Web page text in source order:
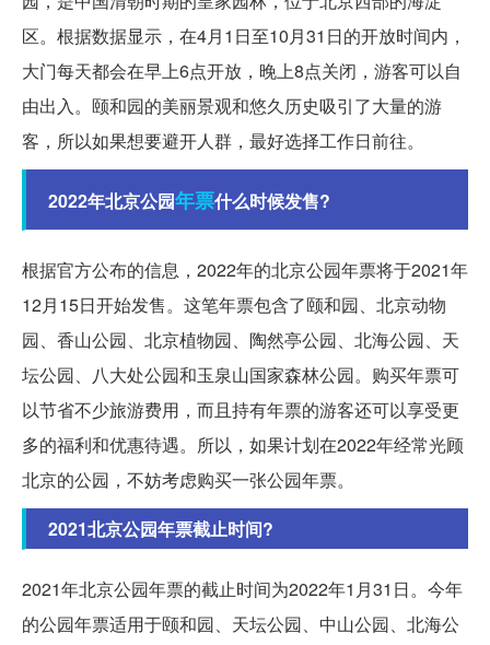
区。根据数据显示，在4月1日至10月31日的开放时间内，
大门每天都会在早上6点开放，晚上8点关闭，游客可以自
由出入。颐和园的美丽景观和悠久历史吸引了大量的游
客，所以如果想要避开人群，最好选择工作日前往。
2022年北京公园年票什么时候发售?
根据官方公布的信息，2022年的北京公园年票将于2021年
12月15日开始发售。这笔年票包含了颐和园、北京动物
园、香山公园、北京植物园、陶然亭公园、北海公园、天
坛公园、八大处公园和玉泉山国家森林公园。购买年票可
以节省不少旅游费用，而且持有年票的游客还可以享受更
多的福利和优惠待遇。所以，如果计划在2022年经常光顾
北京的公园，不妨考虑购买一张公园年票。
2021北京公园年票截止时间?
2021年北京公园年票的截止时间为2022年1月31日。今年
的公园年票适用于颐和园、天坛公园、中山公园、北海公